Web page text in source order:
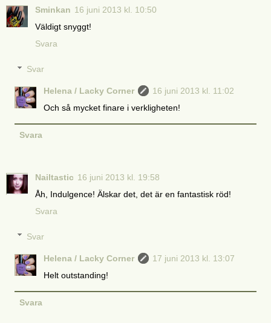
Sminkan 16 juni 2013 kl. 10:50
Väldigt snyggt!
Svara
Svar
Helena / Lacky Corner
16 juni 2013 kl. 11:02
Och så mycket finare i verkligheten!
Svara
Nailtastic 16 juni 2013 kl. 19:58
Åh, Indulgence! Älskar det, det är en fantastisk röd!
Svara
Svar
Helena / Lacky Corner
17 juni 2013 kl. 13:07
Helt outstanding!
Svara